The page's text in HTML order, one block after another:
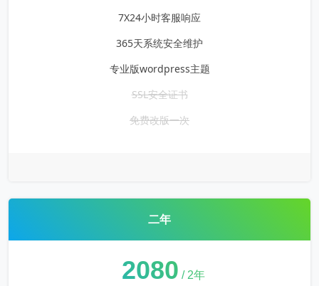
7X24小时客服响应
365天系统安全维护
专业版wordpress主题
SSL安全证书
免费改版一次
二年
2080 / 2年